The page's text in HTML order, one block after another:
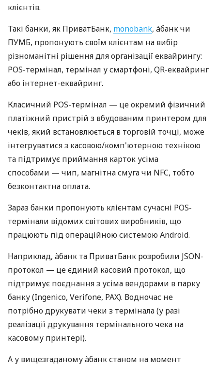
клієнтів.
Такі банки, як ПриватБанк, monobank, àбанк чи
ПУМБ, пропонують своїм клієнтам на вибір
різноманітні рішення для організації еквайрингу:
POS-термінал, термінал у смартфоні, QR-еквайринг
або інтернет-еквайринг.
Класичний POS-термінал — це окремий фізичний
платіжний пристрій з вбудованим принтером для
чеків, який встановлюється в торговій точці, може
інтегруватися з касовою/комп'ютерною технікою
та підтримує приймання карток усіма
способами — чип, магнітна смуга чи NFC, тобто
безконтактна оплата.
Зараз банки пропонують клієнтам сучасні POS-
термінали відомих світових виробників, що
працюють під операційною системою Android.
Наприклад, àбанк та ПриватБанк розробили JSON-
протокол — це єдиний касовий протокол, що
підтримує поєднання з усіма вендорами в парку
банку (Ingenico, Verifone, PAX). Водночас не
потрібно друкувати чеки з термінала (у разі
реалізації друкування термінального чека на
касовому принтері).
А у вищезгаданому àбанк станом на момент